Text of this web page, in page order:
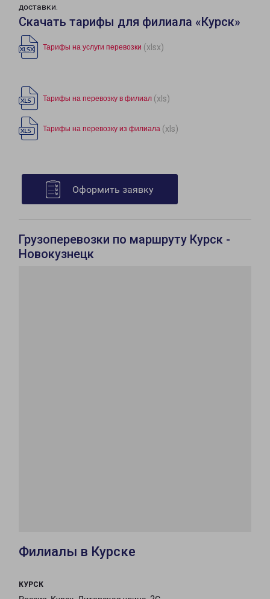
доставки.
Скачать тарифы для филиала «Курск»
Тарифы на услуги перевозки (xlsx)
Тарифы на перевозку в филиал (xls)
Тарифы на перевозку из филиала (xls)
Оформить заявку
Грузоперевозки по маршруту Курск -
Новокузнецк
Филиалы в Курске
КУРСК